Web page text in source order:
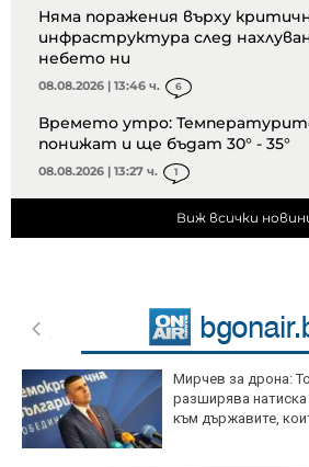
Няма поражения върху
инфраструктура след
небето ни
08.08.2026 | 13:46 ч. 6
Времето утро:
понижат и ще бъдат 30° - 35°
08.08.2026 | 13:27 ч. 1
Виж всички
Мирчев за дрона:
разширява
към държавите,